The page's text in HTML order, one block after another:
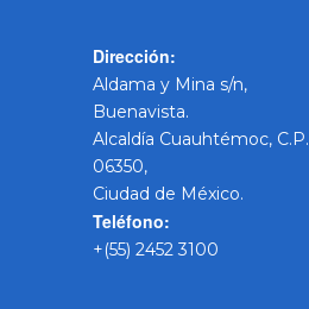
Dirección:
Aldama y Mina s/n,
Buenavista.
Alcaldía Cuauhtémoc, C.P.
06350,
Ciudad de México.
Teléfono:
+(55) 2452 3100